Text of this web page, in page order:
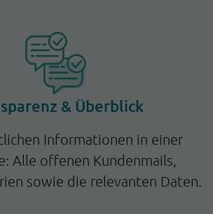
& Überblick
Informationen in einer
Alle offenen Kundenmails,
sowie die relevanten Daten.